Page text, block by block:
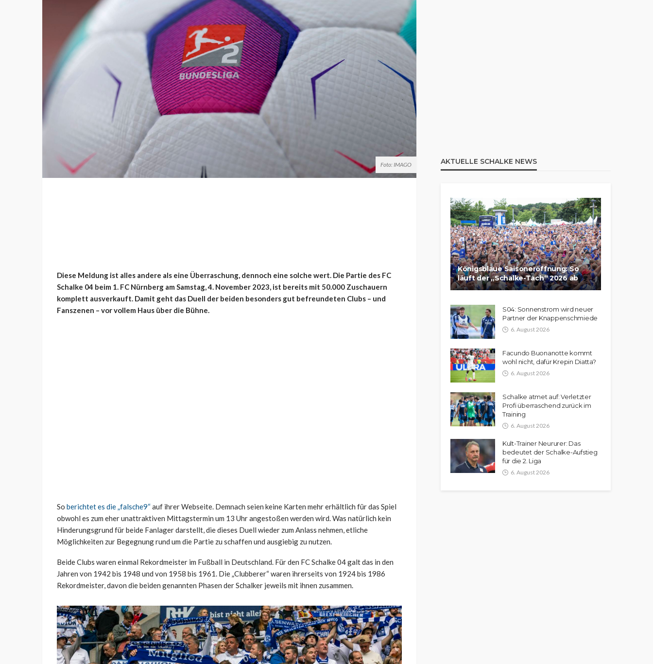
Foto: IMAGO
Diese Meldung ist alles andere als eine Überraschung, dennoch eine solche wert. Die Partie des FC
Schalke 04 beim 1. FC Nürnberg am Samstag, 4. November 2023, ist bereits mit 50.000 Zuschauern
komplett ausverkauft. Damit geht das Duell der beiden besonders gut befreundeten Clubs – und
Fanszenen – vor vollem Haus über die Bühne.
So berichtet es die „falsche9“auf ihrer Webseite. Demnach seien keine Karten mehr erhältlich für das Spiel
obwohl es zum eher unattraktiven Mittagstermin um 13 Uhr angestoßen werden wird. Was natürlich kein
Hinderungsgrund für beide Fanlager darstellt, die dieses Duell wieder zum Anlass nehmen, etliche
Möglichkeiten zur Begegnung rund um die Partie zu schaffen und ausgiebig zu nutzen.
Beide Clubs waren einmal Rekordmeister im Fußball in Deutschland. Für den FC Schalke 04 galt das in den
Jahren von 1942 bis 1948 und von 1958 bis 1961. Die „Clubberer“ waren ihrerseits von 1924 bis 1986
Rekordmeister, davon die beiden genannten Phasen der Schalker jeweils mit ihnen zusammen.
AKTUELLE SCHALKE NEWS
Königsblaue Saisoneröffnung: So
läuft der „Schalke-Tach“ 2026 ab
S04: Sonnenstrom wird neuer
Partner der Knappenschmiede
6. August 2026
Facundo Buonanotte kommt
wohl nicht, dafür Krepin Diatta?
6. August 2026
Schalke atmet auf: Verletzter
Profi überraschend zurück im
Training
6. August 2026
Kult-Trainer Neururer: Das
bedeutet der Schalke-Aufstieg
für die 2. Liga
6. August 2026